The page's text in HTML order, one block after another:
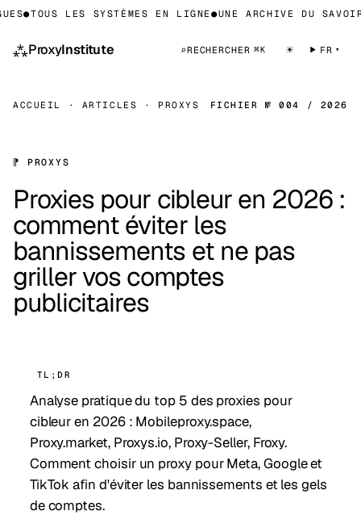
●TOUS LES SYSTÈMES EN LIGNE●UNE ARCHIVE DU SAVOIR
⁂ProxyInstitute ⌕RECHERCHER ⌘K ☀ FR
ACCUEIL · ARTICLES · PROXYS FICHIER № 004 / 2026
⁋ PROXYS
Proxies pour cibleur en 2026 :
comment éviter les
bannissements et ne pas
griller vos comptes
publicitaires
TL;DR
Analyse pratique du top 5 des proxies pour
cibleur en 2026 : Mobileproxy.space,
Proxy.market, Proxys.io, Proxy-Seller, Froxy.
Comment choisir un proxy pour Meta, Google et
TikTok afin d'éviter les bannissements et les gels
de comptes.